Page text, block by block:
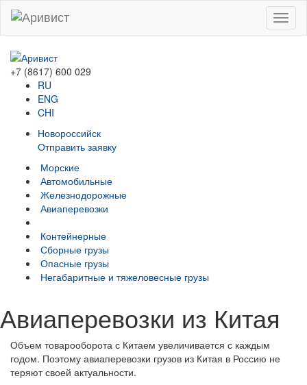
Menu
+7 (8617) 600 029
RU
ENG
CHI
Новороссийск
Отправить заявку
Морские
Автомобильные
Железно­дорожные
Авиаперевозки
Контейнерные
Сборные грузы
Опасные грузы
Негабаритные и тяжело­весные грузы
Авиаперевозки из Китая
Объем товарооборота с Китаем увеличивается с каждым
годом. Поэтому авиаперевозки грузов из Китая в Россию не
теряют своей актуальности.